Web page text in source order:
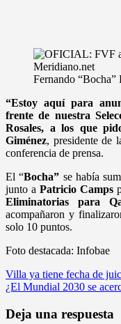
Fernando
“Estoy aquí para
frente de nuestra
Rosales, a los que
Giménez, presidente de
conferencia de prensa.
El “Bocha” se había
junto aPatricio Camps
Eliminatorias para
acompañaron y
solo 10 puntos.
Foto destacada: Infobae
Navegación
de
entradas
Villa ya tiene fecha de
¿El Mundial 2030 se
Deja una respuesta